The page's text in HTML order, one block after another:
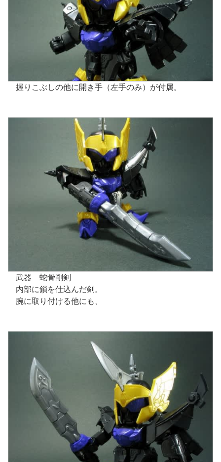
握りこぶしの他に開き手（左手のみ）が付属。
武器 蛇骨剛剣
内部に鎖を仕込んだ剣。
腕に取り付ける他にも、